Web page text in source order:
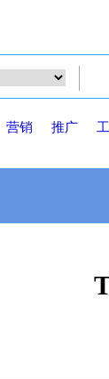
营销 推广